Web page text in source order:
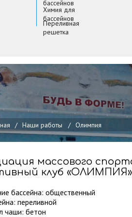
бассейнов
Химия для
бассейнов
Переливная
решетка
Наши работы
/ / Олимпия
массового
клуб «ОЛИМПИЯ»
бассейна: общественный
переливной
чаши: бетон